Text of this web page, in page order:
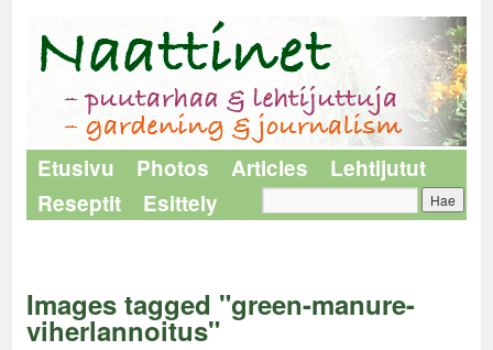
Etusivu Photos Articles
Lehtijutut
Reseptit
Esittely
Images tagged "green-manure-
viherlannoitus"